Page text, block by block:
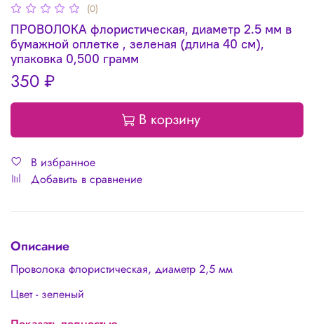
(0)
ПРОВОЛОКА флористическая, диаметр 2.5 мм в
бумажной оплетке , зеленая (длина 40 см),
упаковка 0,500 грамм
350 ₽
В корзину
В избранное
Добавить в сравнение
Описание
Проволока флористическая, диаметр 2,5 мм
Цвет - зеленый
Длина: 40 см